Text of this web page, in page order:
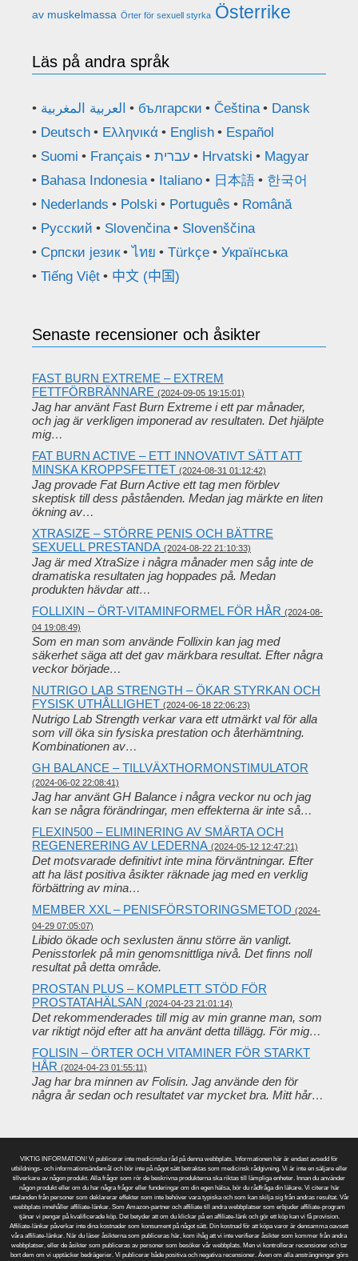
av muskelmassa Örter för sexuell styrka Österrike
Läs på andra språk
العربية المغربية български Čeština
Dansk
Deutsch
Ελληνικά English
Español
Suomi
Français עברית Hrvatski
Magyar
Bahasa Indonesia
Italiano 日本語
한국어
Nederlands
Polski Português
Română
Русский
Slovenčina
Slovenščina
Српски језик
ไทย Türkçe
Українська
Tiếng Việt
中文 (中国)
Senaste recensioner och åsikter
FAST BURN EXTREME – EXTREM
FETTFÖRBRÄNNARE (2024-09-05 19:15:01)
Jag har använt Fast Burn Extreme i ett par månader,
och jag är verkligen imponerad av resultaten. Det hjälpte
mig…
FAT BURN ACTIVE – ETT INNOVATIVT SÄTT ATT
MINSKA KROPPSFETTET (2024-08-31 01:12:42)
Jag provade Fat Burn Active ett tag men förblev
skeptisk till dess påståenden. Medan jag märkte en liten
ökning av…
XTRASIZE – STÖRRE PENIS OCH BÄTTRE
SEXUELL PRESTANDA (2024-08-22 21:10:33)
Jag är med XtraSize i några månader men såg inte de
dramatiska resultaten jag hoppades på. Medan
produkten hävdar att…
FOLLIXIN – ÖRT-VITAMINFORMEL FÖR HÅR (2024-08-
04 19:08:49)
Som en man som använde Follixin kan jag med
säkerhet säga att det gav märkbara resultat. Efter några
veckor började…
NUTRIGO LAB STRENGTH – ÖKAR STYRKAN OCH
FYSISK UTHÅLLIGHET (2024-06-18 22:06:23)
Nutrigo Lab Strength verkar vara ett utmärkt val för alla
som vill öka sin fysiska prestation och återhämtning.
Kombinationen av…
GH BALANCE – TILLVÄXTHORMONSTIMULATOR
(2024-06-02 22:08:41)
Jag har använt GH Balance i några veckor nu och jag
kan se några förändringar, men effekterna är inte så…
FLEXIN500 – ELIMINERING AV SMÄRTA OCH
REGENERERING AV LEDERNA (2024-05-12 12:47:21)
Det motsvarade definitivt inte mina förväntningar. Efter
att ha läst positiva åsikter räknade jag med en verklig
förbättring av mina…
MEMBER XXL – PENISFÖRSTORINGSMETOD (2024-
04-29 07:05:07)
Libido ökade och sexlusten ännu större än vanligt.
Penisstorlek på min genomsnittliga nivå. Det finns noll
resultat på detta område.
PROSTAN PLUS – KOMPLETT STÖD FÖR
PROSTATAHÄLSAN (2024-04-23 21:01:14)
Det rekommenderades till mig av min granne man, som
var riktigt nöjd efter att ha använt detta tillägg. För mig…
FOLISIN – ÖRTER OCH VITAMINER FÖR STARKT
HÅR (2024-04-23 01:55:11)
Jag har bra minnen av Folisin. Jag använde den för
några år sedan och resultatet var mycket bra. Mitt hår…
VIKTIG INFORMATION! Vi publicerar inte medicinska råd på denna webbplats. Informationen här är endast avsedd för
utbildnings- och informationsändamål och bör inte på något sätt betraktas som medicinsk rådgivning. Vi är inte en säljare eller
tillverkare av någon produkt. Alla frågor som rör de beskrivna produkterna ska riktas till lämpliga enheter. Innan du använder
någon produkt eller om du har några frågor eller funderingar om din egen hälsa, bör du rådfråga din läkare. Vi citerar här
uttalanden från personer som deklarerar effekter som inte behöver vara typiska och som kan skilja sig från andras resultat. Vår
webbplats innehåller affiliate-länkar. Som Amazon-partner och affiliate till andra webbplatser som erbjuder affiliate-program
tjänar vi pengar på kvalificerade köp. Det betyder att om du klickar på en affiliate-länk och gör ett köp kan vi få provision.
Affiliate-länkar påverkar inte dina kostnader som konsument på något sätt. Din kostnad för att köpa varor är densamma oavsett
våra affiliate-länkar. När du läser åsikterna som publiceras här, kom ihåg att vi inte verifierar åsikter som kommer från andra
webbplatser, eller de åsikter som publiceras av personer som besöker vår webbplats. Men vi kontrollerar recensioner och tar
bort dem om vi upptäcker bedrägerier. Vi publicerar både positiva och negativa recensioner. Även om alla ansträngningar görs